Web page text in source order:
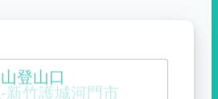
登山口